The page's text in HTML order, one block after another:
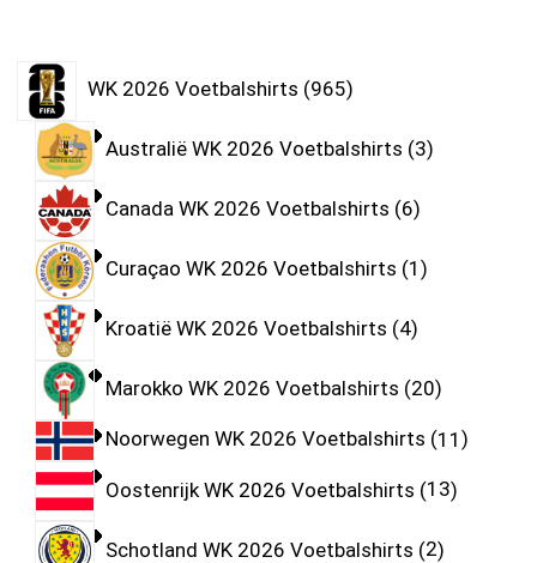
WK 2026 Voetbalshirts 965
Australië WK 2026 Voetbalshirts 3
Canada WK 2026 Voetbalshirts 6
Curaçao WK 2026 Voetbalshirts 1
Kroatië WK 2026 Voetbalshirts 4
Marokko WK 2026 Voetbalshirts 20
Noorwegen WK 2026 Voetbalshirts 11
Oostenrijk WK 2026 Voetbalshirts 13
Schotland WK 2026 Voetbalshirts 2